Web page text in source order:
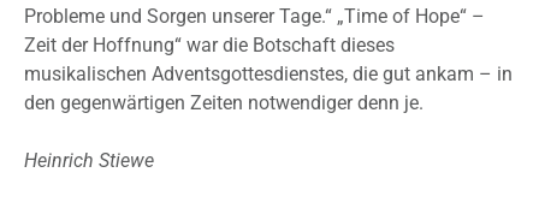
Probleme und Sorgen unserer Tage.“ „Time of Hope“ –
Zeit der Hoffnung“ war die Botschaft dieses
musikalischen Adventsgottesdienstes, die gut ankam – in
den gegenwärtigen Zeiten notwendiger denn je.
Heinrich Stiewe